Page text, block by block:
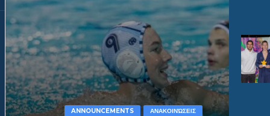
ANNOUNCEMENTS ΑΝΑΚΟΙΝΏΣΕΙΣ